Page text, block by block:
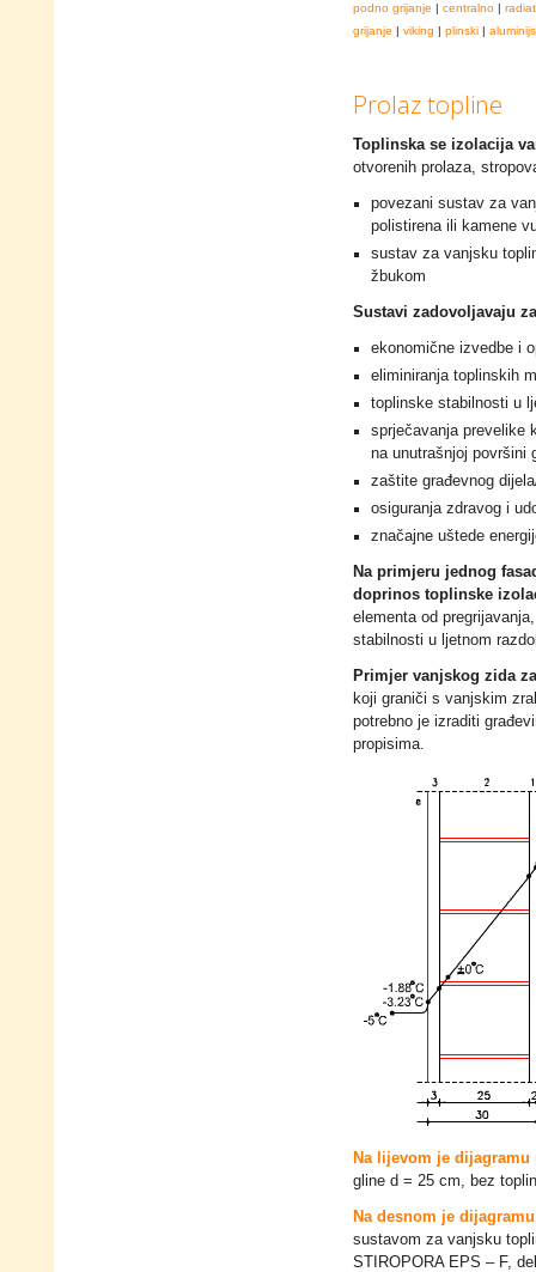
podno grijanje | centralno |
grijanje | viking | plinski |
Prolaz topline
Toplinska se izolacija
otvorenih prolaza,
povezani sustav za
polistirena ili kamene
sustav za vanjsku
žbukom
Sustavi zadovoljavaju
ekonomične izvedbe i
eliminiranja toplinskih
toplinske stabilnosti u
sprječavanja prevelike
na unutrašnjoj površini
zaštite građevnog
osiguranja zdravog i
značajne uštede
Na primjeru jednog
doprinos toplinske
elementa od
stabilnosti u ljetnom
Primjer vanjskog zida
koji graniči s vanjskim
potrebno je izraditi
propisima.
Na lijevom je
gline d = 25 cm, bez
Na desnom je
sustavom za vanjsku
STIROPORA EPS – F,